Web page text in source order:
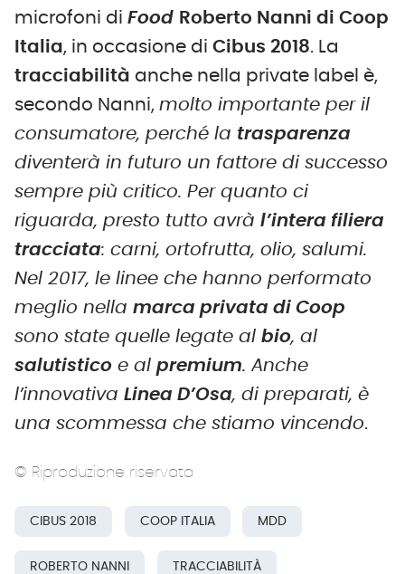
microfoni di Food Roberto Nanni di Coop
Italia, in occasione di Cibus 2018. La
tracciabilità anche nella private label è,
secondo Nanni, molto importante per il
consumatore, perché la trasparenza
diventerà in futuro un fattore di successo
sempre più critico. Per quanto ci
riguarda, presto tutto avrà l’intera filiera
tracciata: carni, ortofrutta, olio, salumi.
Nel 2017, le linee che hanno performato
meglio nella marca privata di Coop
sono state quelle legate al bio, al
salutistico e al premium. Anche
l’innovativa Linea D’Osa, di preparati, è
una scommessa che stiamo vincendo.
© Riproduzione riservata
CIBUS 2018 COOP ITALIA MDD
ROBERTO NANNI TRACCIABILITÀ